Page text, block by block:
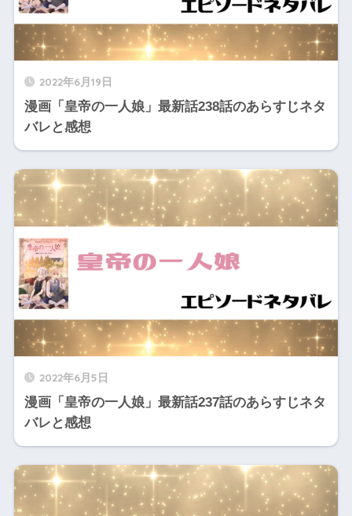
2022年6月19日
漫画「皇帝の一人娘」最新話238話のあらすじネタ
バレと感想
2022年6月5日
漫画「皇帝の一人娘」最新話237話のあらすじネタ
バレと感想